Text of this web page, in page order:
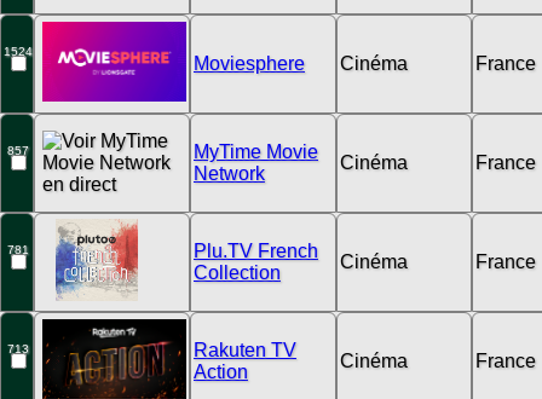
1524
Moviesphere Cinéma France
857
MyTime Movie
Network
Cinéma France
781
Plu.TV French
Collection
Cinéma France
713
Rakuten TV
Action
Cinéma France